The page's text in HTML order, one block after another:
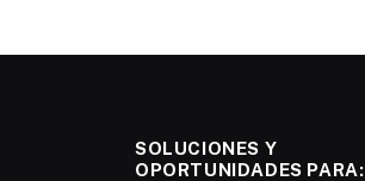
SOLUCIONES Y
OPORTUNIDADES PARA: